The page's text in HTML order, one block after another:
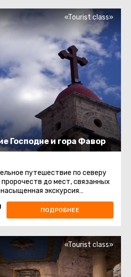
Господне и гора Фавор
«Tourist class»
путешествие по северу
до мест, связанных
экскурсия
соединяет библейскую ...
ПОДРОБНЕЕ
«Tourist class»